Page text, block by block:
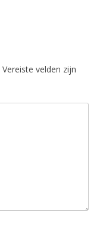
Vereiste velden zijn